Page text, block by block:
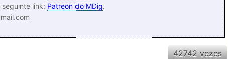
link: Patreon do MDig.
42742 vezes